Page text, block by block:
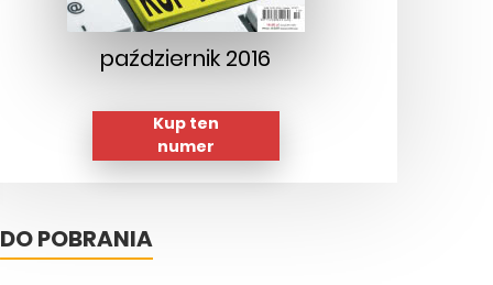
październik 2016
Kup ten
numer
DO POBRANIA